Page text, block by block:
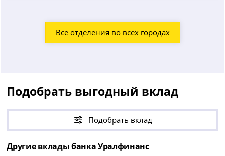
Все отделения во всех городах
Подобрать выгодный вклад
Подобрать вклад
Другие вклады банка Уралфинанс